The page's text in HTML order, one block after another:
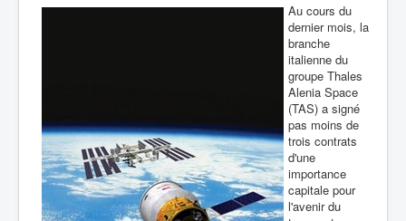
Au cours du
dernier mois, la
branche
italienne du
groupe Thales
Alenia Space
(TAS) a signé
pas moins de
trois contrats
d'une
importance
capitale pour
l'avenir du